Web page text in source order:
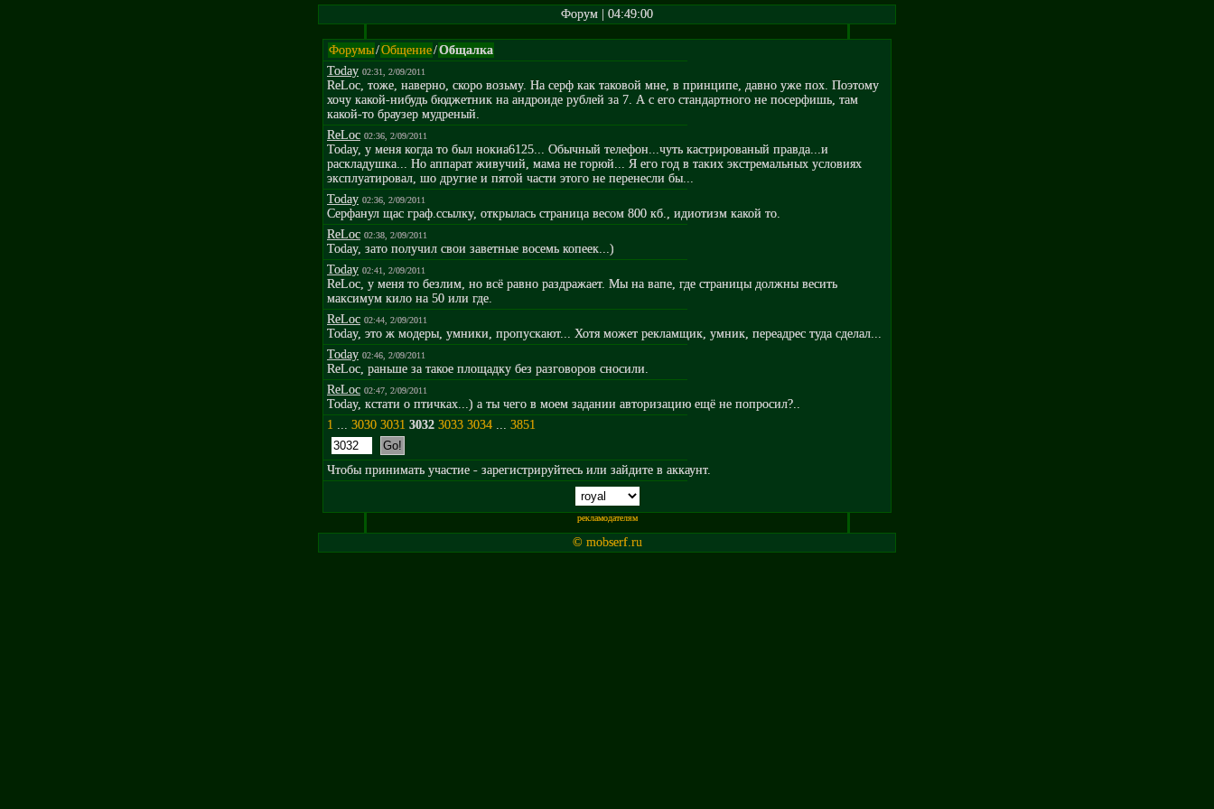
Форум | 04:49:00
Форумы/Общение/Общалка
Today 02:31, 2/09/2011
ReLoc, тоже, наверно, скоро возьму. На серф как таковой мне, в принципе, давно уже пох. Поэтому
хочу какой-нибудь бюджетник на андроиде рублей за 7. А с его стандартного не посерфишь, там
какой-то браузер мудреный.
ReLoc 02:36, 2/09/2011
Today, у меня когда то был нокиа6125... Обычный телефон...чуть кастрированый правда...и
раскладушка... Но аппарат живучий, мама не горюй... Я его год в таких экстремальных условиях
эксплуатировал, шо другие и пятой части этого не перенесли бы...
Today 02:36, 2/09/2011
Серфанул щас граф.ссылку, открылась страница весом 800 кб., идиотизм какой то.
ReLoc 02:38, 2/09/2011
Today, зато получил свои заветные восемь копеек...)
Today 02:41, 2/09/2011
ReLoc, у меня то безлим, но всё равно раздражает. Мы на вапе, где страницы должны весить
максимум кило на 50 или где.
ReLoc 02:44, 2/09/2011
Today, это ж модеры, умники, пропускают... Хотя может рекламщик, умник, переадрес туда сделал...
Today 02:46, 2/09/2011
ReLoc, раньше за такое площадку без разговоров сносили.
ReLoc 02:47, 2/09/2011
Today, кстати о птичках...) а ты чего в моем задании авторизацию ещё не попросил?..
1 ... 3030 3031 3032 3033 3034 ... 3851
Чтобы принимать участие - зарегистрируйтесь или зайдите в аккаунт.
рекламодателям
© mobserf.ru